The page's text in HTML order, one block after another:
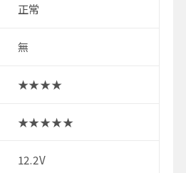
正常
無
★★★★
★★★★★
12.2V